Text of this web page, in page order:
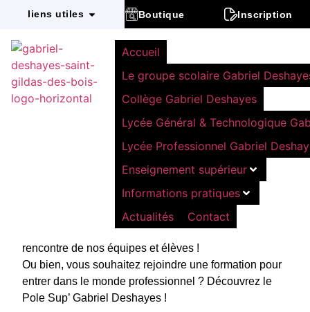
liens utiles Boutique Inscription
Accueil
Le groupe scolaire Gabriel
Collège Gabriel Deshayes
Lycée Général & Technologique
Lycée Professionnel Gabriel
Enseignement supérieur
Informations pratiques
Actualités
Contact
30 octobre 2024 ACTUALITÉS
1 février 2025 : Journée
Portes Ouvertes à
Gabriel Deshayes !
Le groupe scolaire Gabriel Deshayes vous invite à sa
Journée Portes Ouvertes, le samedi 1er février 2025
de 09 h 30 à 15 h 30.
Vous êtes à la recherche d’un collège, d’un lycée
général et technologique ou agricole ? Venez à la
rencontre de nos équipes et élèves !
Ou bien, vous souhaitez rejoindre une formation pour
entrer dans le monde professionnel ? Découvrez le
Pole Sup’ Gabriel Deshayes !